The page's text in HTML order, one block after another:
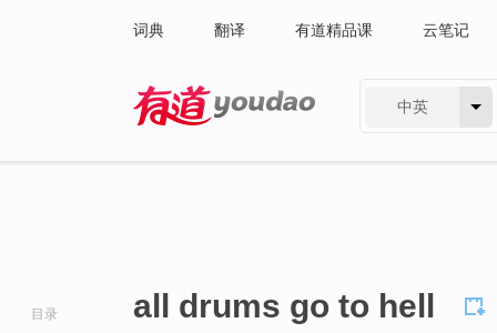
词典 翻译 有道精品课 云笔记
中英
目录 all drums go to hell